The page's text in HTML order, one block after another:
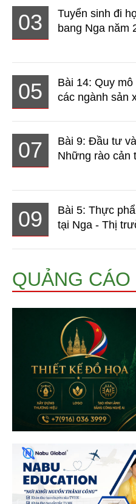
03
Tuyển sinh đi
bang Nga năm
05
Bài 14: Quy
các ngành sản
07
Bài 9: Đầu tư
Những rào cản
09
Bài 5: Thực
tại Nga - Thị
QUẢNG